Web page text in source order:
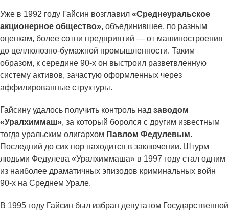
Уже в 1992 году Гайсин возглавил «Среднеуральское
акционерное общество», объединившее, по разным
оценкам, более сотни предприятий — от машиностроения
до целлюлозно-бумажной промышленности. Таким
образом, к середине 90-х он выстроил разветвленную
систему активов, зачастую оформленных через
аффилированные структуры.
Гайсину удалось получить контроль над заводом
«Уралхиммаш», за который боролся с другим известным
тогда уральским олигархом Павлом Федулевым.
Последний до сих пор находится в заключении. Штурм
людьми Федулева «Уралхиммаша» в 1997 году стал одним
из наиболее драматичных эпизодов криминальных войн
90-х на Среднем Урале.
В 1995 году Гайсин был избран депутатом Государственной